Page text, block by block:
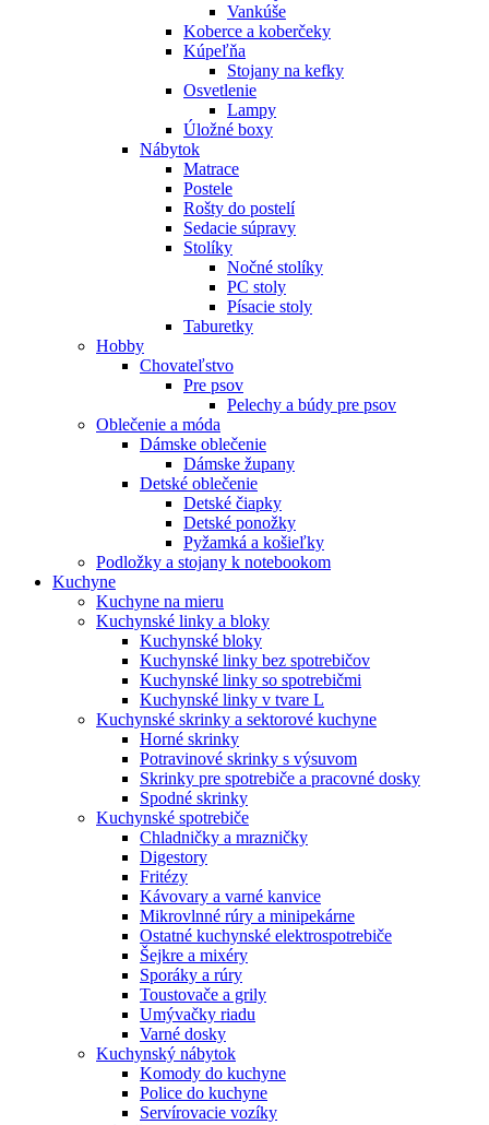
Vankúše
Koberce a koberčeky
Kúpeľňa
Stojany na kefky
Osvetlenie
Lampy
Úložné boxy
Nábytok
Matrace
Postele
Rošty do postelí
Sedacie súpravy
Stolíky
Nočné stolíky
PC stoly
Písacie stoly
Taburetky
Hobby
Chovateľstvo
Pre psov
Pelechy a búdy pre psov
Oblečenie a móda
Dámske oblečenie
Dámske župany
Detské oblečenie
Detské čiapky
Detské ponožky
Pyžamká a košieľky
Podložky a stojany k notebookom
Kuchyne
Kuchyne na mieru
Kuchynské linky a bloky
Kuchynské bloky
Kuchynské linky bez spotrebičov
Kuchynské linky so spotrebičmi
Kuchynské linky v tvare L
Kuchynské skrinky a sektorové kuchyne
Horné skrinky
Potravinové skrinky s výsuvom
Skrinky pre spotrebiče a pracovné dosky
Spodné skrinky
Kuchynské spotrebiče
Chladničky a mrazničky
Digestory
Fritézy
Kávovary a varné kanvice
Mikrovlnné rúry a minipekárne
Ostatné kuchynské elektrospotrebiče
Šejkre a mixéry
Sporáky a rúry
Toustovače a grily
Umývačky riadu
Varné dosky
Kuchynský nábytok
Komody do kuchyne
Police do kuchyne
Servírovacie vozíky